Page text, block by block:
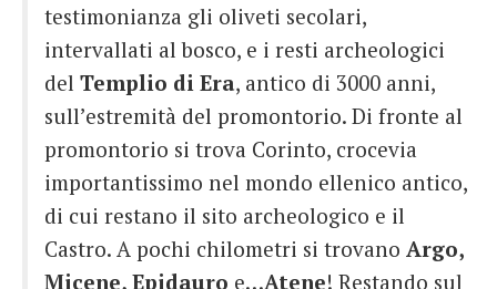
testimonianza gli oliveti secolari,
intervallati al bosco, e i resti archeologici
del Templio di Era, antico di 3000 anni,
sull’estremità del promontorio. Di fronte al
promontorio si trova Corinto, crocevia
importantissimo nel mondo ellenico antico,
di cui restano il sito archeologico e il
Castro. A pochi chilometri si trovano Argo,
Micene, Epidauro e…Atene! Restando sul